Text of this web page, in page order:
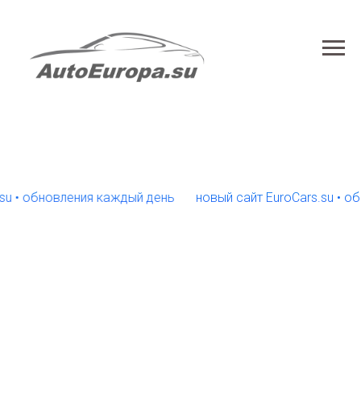
каждый день новый сайт EuroCars.su •